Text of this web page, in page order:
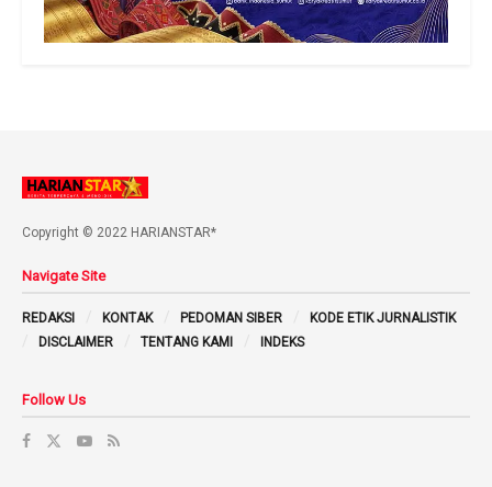
Copyright © 2022 HARIANSTAR*
Navigate Site
REDAKSI KONTAK PEDOMAN SIBER
KODE ETIK JURNALISTIK
DISCLAIMER
TENTANG KAMI INDEKS
Follow Us